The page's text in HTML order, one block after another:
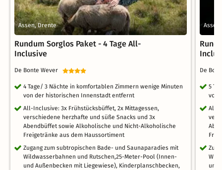
Assen, Drente
Rundum Sorglos Paket - 4 Tage All-
Inclusive
De Bonte Wever
4 Tage/ 3 Nächte in komfortablen Zimmern wenige Minuten
von der historischen Innenstadt entfernt
All-Inclusive: 3x Frühstücksbüffet, 2x Mittagessen,
verschiedene herzhafte und süße Snacks und 3x
Abendbüffet sowie Alkoholische und Nicht-Alkoholische
Freigetränke aus dem Haussortiment
Zugang zum subtropischen Bade- und Saunaparadies mit
Wildwasserbahnen und Rutschen,25-Meter-Pool (Innen-
und Außenbecken mit Liegewiese), Kinderplanschbecken,
De
5
von
All-
und